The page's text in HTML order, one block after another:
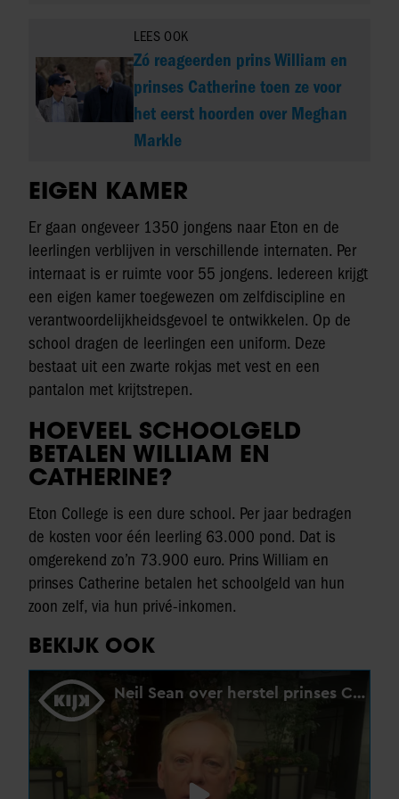
LEES OOK
Zó reageerden prins William en
prinses Catherine toen ze voor
het eerst hoorden over Meghan
Markle
EIGEN KAMER
Er gaan ongeveer 1350 jongens naar Eton en de
leerlingen verblijven in verschillende internaten. Per
internaat is er ruimte voor 55 jongens. Iedereen krijgt
een eigen kamer toegewezen om zelfdiscipline en
verantwoordelijkheidsgevoel te ontwikkelen. Op de
school dragen de leerlingen een uniform. Deze
bestaat uit een zwarte rokjas met vest en een
pantalon met krijtstrepen.
HOEVEEL SCHOOLGELD
BETALEN WILLIAM EN
CATHERINE?
Eton College is een dure school. Per jaar bedragen
de kosten voor één leerling 63.000 pond. Dat is
omgerekend zo’n 73.900 euro. Prins William en
prinses Catherine betalen het schoolgeld van hun
zoon zelf, via hun privé-inkomen.
BEKIJK OOK